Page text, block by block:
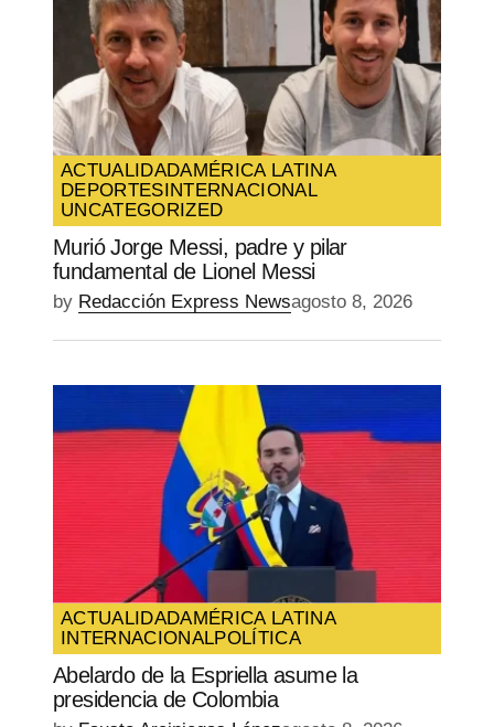
ACTUALIDADAMÉRICA LATINA
DEPORTES INTERNACIONAL
UNCATEGORIZED
Murió Jorge Messi, padre y pilar
fundamental de Lionel Messi
by Redacción Express Newsagosto 8, 2026
ACTUALIDADAMÉRICA LATINA
INTERNACIONALPOLÍTICA
Abelardo de la Espriella asume la
presidencia de Colombia